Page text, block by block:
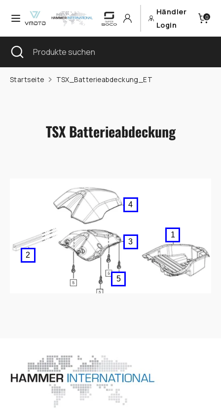
zum
Händler
Login
0
Währung
Deutschland (EUR €)
Sprache
Deutsch
SuchenProdukte
SuchenProdukte
Suche
schließen
Startseite TSX_Batterieabdeckung_ET
TSX Batterieabdeckung